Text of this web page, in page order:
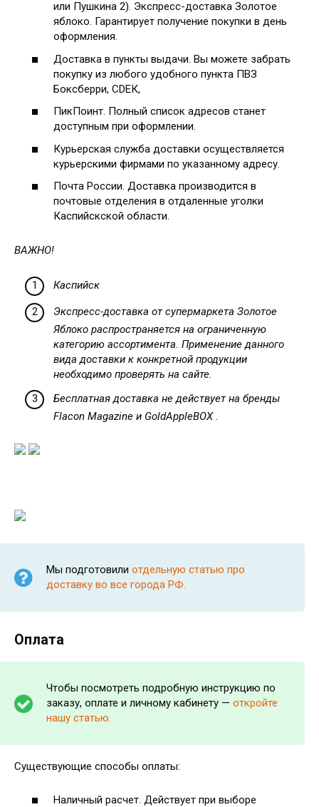
или Пушкина 2). Экспресс-доставка Золотое
яблоко. Гарантирует получение покупки в день
оформления.
Доставка в пункты выдачи. Вы можете забрать
покупку из любого удобного пункта ПВЗ
Боксберри, СDЕК,
ПикПоинт. Полный список адресов станет
доступным при оформлении.
Курьерская служба доставки осуществляется
курьерскими фирмами по указанному адресу.
Почта России. Доставка производится в
почтовые отделения в отдаленные уголки
Каспийскской области.
ВАЖНО!
Каспийск
Экспресс-доставка от супермаркета Золотое
Яблоко распространяется на ограниченную
категорию ассортимента. Применение данного
вида доставки к конкретной продукции
необходимо проверять на сайте.
Бесплатная доставка не действует на бренды
Flacon Magazine и GoldAppleBOX .
Мы подготовили отдельную статью про
доставку во все города РФ.
Оплата
Чтобы посмотреть подробную инструкцию по
заказу, оплате и личному кабинету — откройте
нашу статью.
Существующие способы оплаты:
Наличный расчет. Действует при выборе